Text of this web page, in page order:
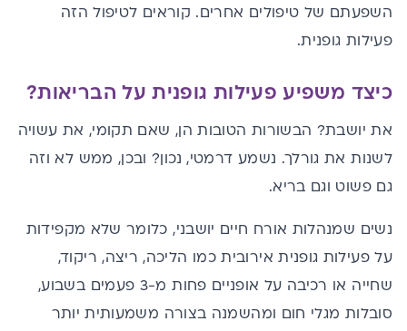
השפעתם של טיפולים אחרים. קוראים לטיפול הזה
פעילות גופנית.
כיצד משפיע פעילות גופנית על הבריאות?
את יושבת? הבשורות הטובות הן, שאם תקומי, את עשויה
לשנות את גורלך. נשמע דרמטי, נכון? ובכן, ממש לא וזה
גם פשוט וגם בריא.
נשים שמנהלות אורח חיים יושבני, כלומר שלא מקפידות
על פעילות גופנית אירובית כמו הליכה, ריצה, ריקוד,
שחייה או רכיבה על אופניים פחות מ-3 פעמים בשבוע,
סובלות מגלי חום ומהשמנה בצורה משמעותית יותר